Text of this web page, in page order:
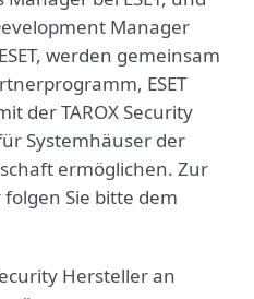
Manager
werden gemeinsam
ESET
der TAROX Security
Systemhäuser der
ermöglichen. Zur
Sie bitte dem
Hersteller an